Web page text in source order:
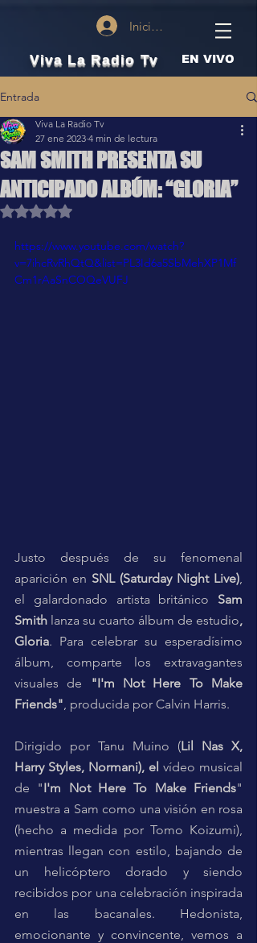
Iniciar sesión
Viva La Radio Tv EN VIVO
Entrada
SAM SMITH PRESENTA SU
ANTICIPADO ALBÚM: “GLORIA”
Viva La Radio Tv
27 ene 2023 4 min de lectura
Obtuvo NaN de 5 estrellas.
https://www.youtube.com/watch?
v=7ihcRvRhQtQ&list=PL3Id6a5SbMehXP1Mf
Cm1rAaSnCOQeVUFJ
Justo después de su fenomenal
aparición en SNL (Saturday Night Live)
el galardonado artista británico Sam
Smith lanza su cuarto álbum de estudio,
Gloria. Para celebrar su esperadísimo
álbum, comparte los extravagantes
visuales de
"I'm Not Here To Make
Friends" , producida por Calvin Harris.
Dirigido por Tanu Muino (Lil Nas X,
Harry Styles, Normani), el vídeo musical
de "I'm Not Here To Make Friends"
muestra a Sam como una visión en rosa
(hecho a medida por Tomo Koizumi),
mientras llegan con estilo, bajando de
un helicóptero dorado y siendo
recibidos por una celebración inspirada
en las bacanales. Hedonista,
emocionante y convincente, vemos a